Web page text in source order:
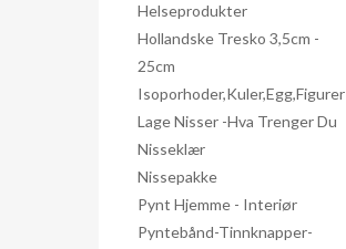
Helseprodukter
Hollandske Tresko 3,5cm -
25cm
Isoporhoder,kuler,egg,figurer
Lage Nisser -hva Trenger Du
Nisseklær
Nissepakke
Pynt Hjemme - Interiør
Pyntebånd-Tinnknapper-